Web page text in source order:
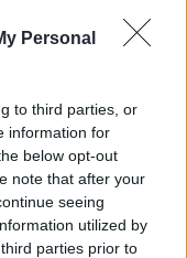
Personal
to third parties, or
information for
below opt-out
note that after your
seeing
utilized by
parties prior to
έκπληξη!